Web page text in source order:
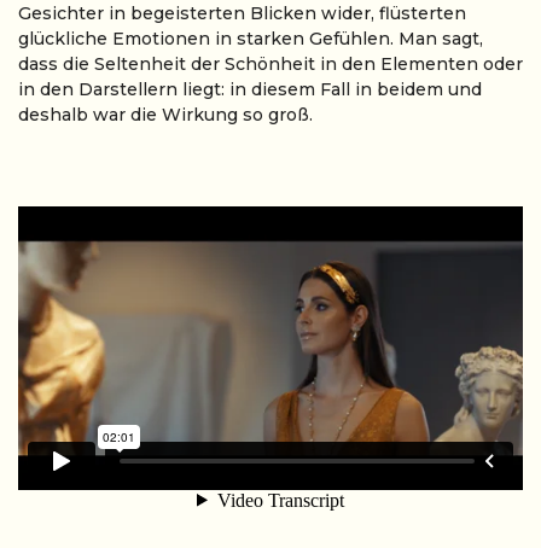
Gesichter in begeisterten Blicken wider, flüsterten
glückliche Emotionen in starken Gefühlen. Man sagt,
dass die Seltenheit der Schönheit in den Elementen oder
in den Darstellern liegt: in diesem Fall in beidem und
deshalb war die Wirkung so groß.